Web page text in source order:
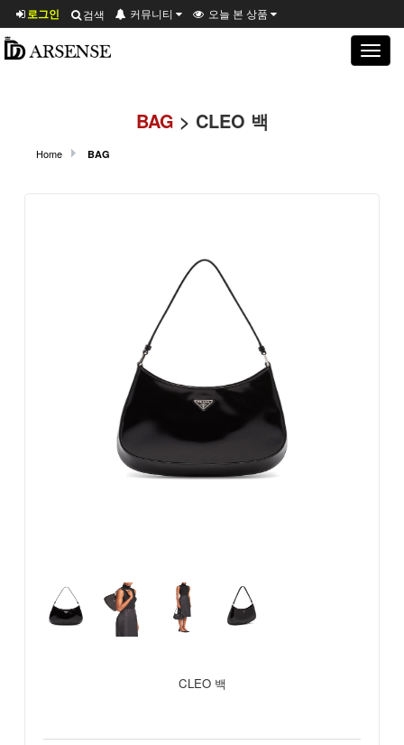
로그인 검색 커뮤니티 오늘 본 상품
Toggle
BAG > CLEO 백
Home BAG
CLEO 백